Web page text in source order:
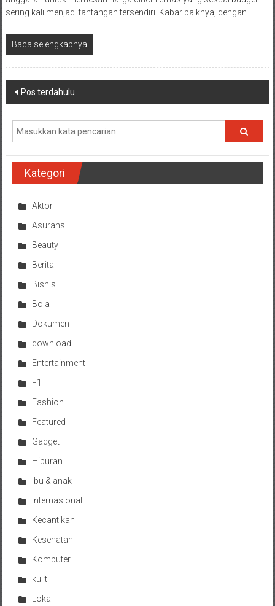
sering kali menjadi tantangan tersendiri. Kabar baiknya, dengan
Baca selengkapnya
Navigasi
pos
Pos terdahulu
Kategori
Aktor
Asuransi
Beauty
Berita
Bisnis
Bola
Dokumen
download
Entertainment
F1
Fashion
Featured
Gadget
Hiburan
Ibu & anak
Internasional
Kecantikan
Kesehatan
Komputer
kulit
Lokal